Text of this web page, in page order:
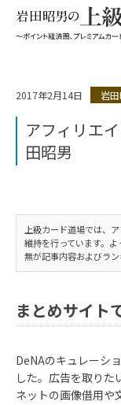
2017年2月14日 岩
アフィリエ
田昭男
上級カード道場では、
維持を行っています。
無が記事内容およびラ
まとめサイト
DeNAのキュレーシ
した。広告を取りた
ネットの画像借用や